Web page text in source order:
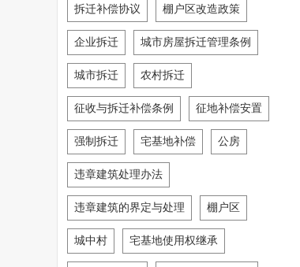
拆迁补偿协议 棚户区改造政策
企业拆迁 城市房屋拆迁管理条例
城市拆迁 农村拆迁
征收与拆迁补偿条例 征地补偿安置
强制拆迁 宅基地补偿 公房
违章建筑处理办法
违章建筑的界定与处理 棚户区
城中村 宅基地使用权继承